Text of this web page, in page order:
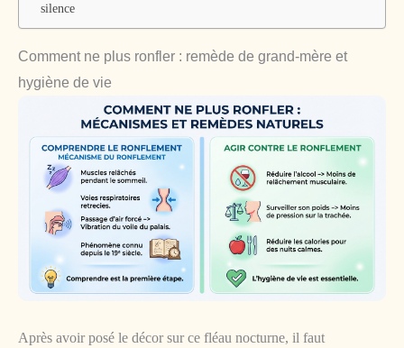
silence
Comment ne plus ronfler : remède de grand-mère et
hygiène de vie
Après avoir posé le décor sur ce fléau nocturne, il faut